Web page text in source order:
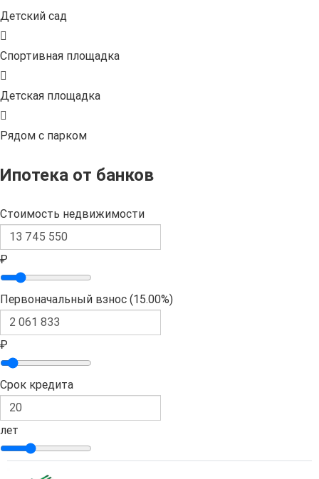
Детский сад
Спортивная площадка
Детская площадка
Рядом с парком
Ипотека от банков
Стоимость недвижимости
₽
Первоначальный взнос (15.00%)
₽
Срок кредита
лет